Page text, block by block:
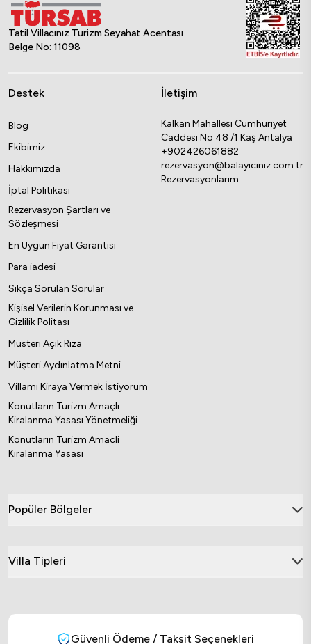
Tatil Villacınız Turizm Seyahat Acentası
Belge No: 11098
Destek
Blog
Ekibimiz
Hakkımızda
İptal Politikası
Rezervasyon Şartları ve
Sözleşmesi
En Uygun Fiyat Garantisi
Para iadesi
Sıkça Sorulan Sorular
Kişisel Verilerin Korunması ve
Gizlilik Politası
Müsteri Açık Rıza
Müşteri Aydınlatma Metni
Villamı Kiraya Vermek İstiyorum
Konutların Turizm Amaçlı
Kiralanma Yasası Yönetmeliği
Konutların Turizm Amacli
Kiralanma Yasasi
İletişim
Kalkan Mahallesi Cumhuriyet
Caddesi No 48 /1 Kaş Antalya
+902426061882
rezervasyon@balayiciniz.com.tr
Rezervasyonlarım
Popüler Bölgeler
Villa Tipleri
Güvenli Ödeme / Taksit Seçenekleri